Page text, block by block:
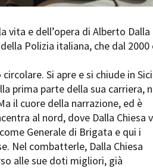
Sorrentino
Cookie policy Whistleblowing
vita e dell’opera di Alberto Dalla
Polizia italiana, che dal 2000
Si apre e si chiude in
prima parte della sua carriera,
il cuore della narrazione, ed è
al nord, dove Dalla Chiesa
Generale di Brigata e qui i
Nel combatterle, Dalla Chiesa
alle sue doti migliori, già